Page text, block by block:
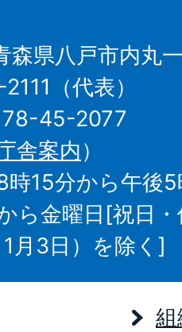
県八戸市内丸一
（代表）
45-2077
舎案内）
時15分から午後
ら金曜日[祝日
1月3日）を除く]